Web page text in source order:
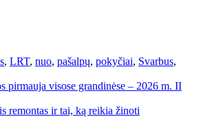
, LRT, nuo, pašalpų, pokyčiai, Svarbus,
pirmauja visose grandinėse – 2026 m. II
remontas ir tai, ką reikia žinoti